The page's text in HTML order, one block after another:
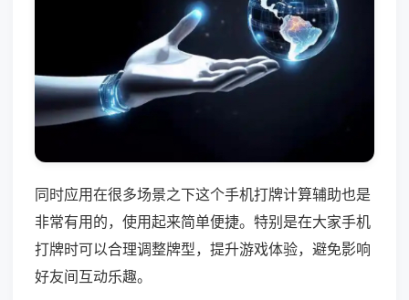
同时应用在很多场景之下这个手机打牌计算辅助也是
非常有用的，使用起来简单便捷。特别是在大家手机
打牌时可以合理调整牌型，提升游戏体验，避免影响
好友间互动乐趣。